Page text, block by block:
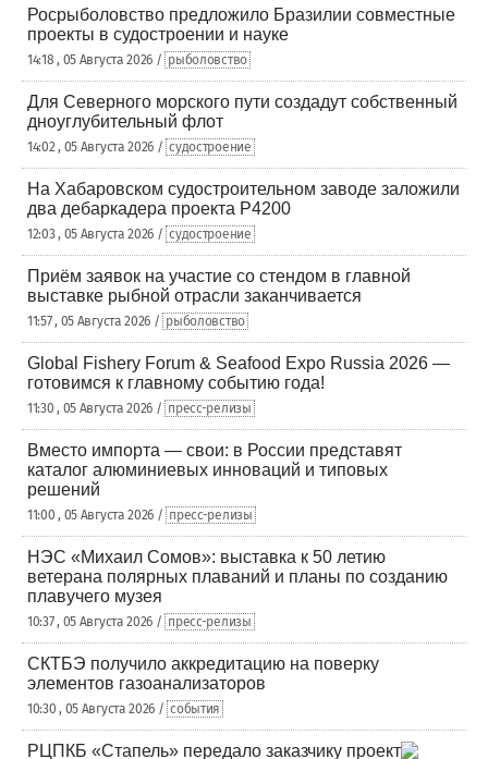
Росрыболовство предложило Бразилии совместные
проекты в судостроении и науке
14:18 , 05 Августа 2026 / рыболовство
Для Северного морского пути создадут собственный
дноуглубительный флот
14:02 , 05 Августа 2026 / судостроение
На Хабаровском судостроительном заводе заложили
два дебаркадера проекта Р4200
12:03 , 05 Августа 2026 / судостроение
Приём заявок на участие со стендом в главной
выставке рыбной отрасли заканчивается
11:57 , 05 Августа 2026 / рыболовство
Global Fishery Forum & Seafood Expo Russia 2026 —
готовимся к главному событию года!
11:30 , 05 Августа 2026 / пресс-релизы
Вместо импорта — свои: в России представят
каталог алюминиевых инноваций и типовых
решений
11:00 , 05 Августа 2026 / пресс-релизы
НЭС «Михаил Сомов»: выставка к 50 летию
ветерана полярных плаваний и планы по созданию
плавучего музея
10:37 , 05 Августа 2026 / пресс-релизы
СКТБЭ получило аккредитацию на поверку
элементов газоанализаторов
10:30 , 05 Августа 2026 / события
РЦПКБ «Стапель» передало заказчику проект